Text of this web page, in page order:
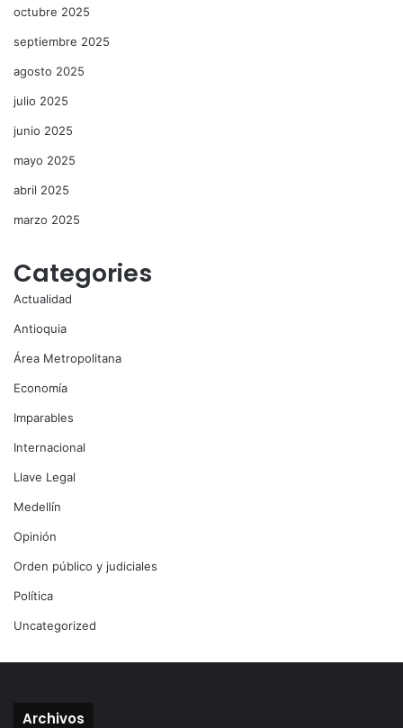
octubre 2025
septiembre 2025
agosto 2025
julio 2025
junio 2025
mayo 2025
abril 2025
marzo 2025
Categories
Actualidad
Antioquia
Área Metropolitana
Economía
Imparables
Internacional
Llave Legal
Medellín
Opinión
Orden público y judiciales
Política
Uncategorized
Archivos